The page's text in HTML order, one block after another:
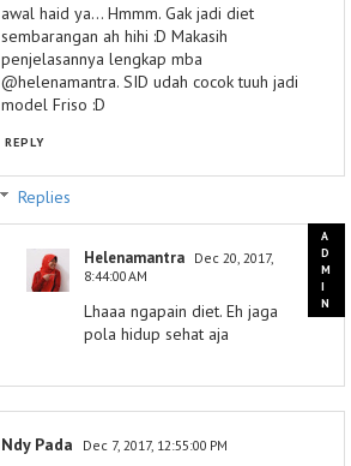
awal haid ya... Hmmm. Gak jadi diet
sembarangan ah hihi :D Makasih
penjelasannya lengkap mba
@helenamantra. SID udah cocok tuuh jadi
model Friso :D
REPLY
Replies
Helenamantra Dec 20, 2017,
8:44:00 AM
Lhaaa ngapain diet. Eh jaga
pola hidup sehat aja
Ndy Pada Dec 7, 2017, 12:55:00 PM